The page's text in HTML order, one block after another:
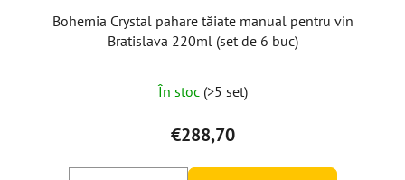
Bohemia Crystal pahare tăiate manual pentru vin
Bratislava 220ml (set de 6 buc)
În stoc (>5 set)
€288,70